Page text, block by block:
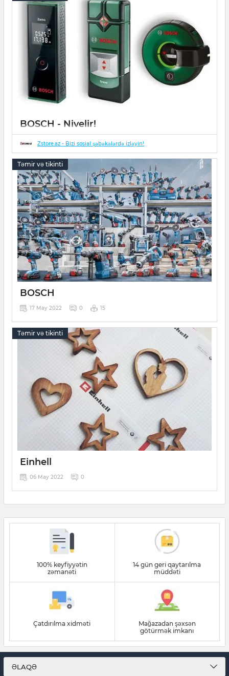
BOSCH - Nivelir!
Zstore.az - Bizi sosial şəbəkələrdə izləyin!
Təmir və tikinti
BOSCH
17 May 2022 0 15
Təmir və tikinti
Einhell
06 May 2022 0
100% keyfiyyətin
zəmanəti
14 gün geri qaytarılma
müddəti
Çatdırılma xidməti
Mağazadan şəxsən
götürmək imkanı
ƏLAQƏ